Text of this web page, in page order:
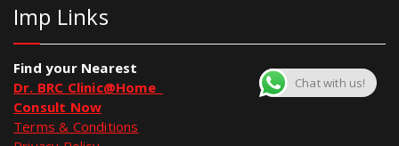
Imp Links
Find your Nearest
Dr. BRC Clinic@Home
Consult Now
Terms & Conditions
Chat with us!